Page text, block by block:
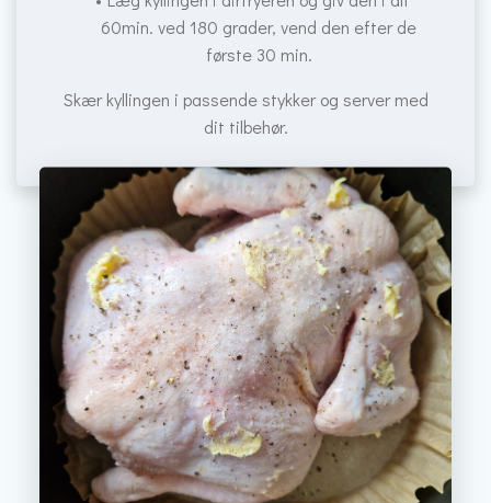
60min. ved 180 grader, vend den efter de
første 30 min.
Skær kyllingen i passende stykker og server med
dit tilbehør.